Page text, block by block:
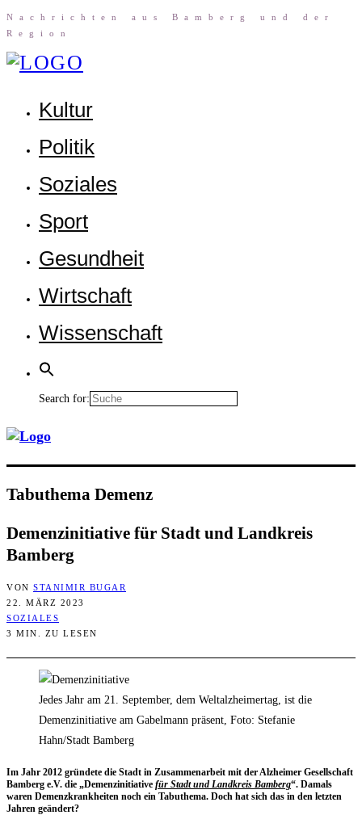
Nach­rich­ten aus Bam­berg und der
Region
Kul­tur
Poli­tik
Sozia­les
Sport
Gesund­heit
Wirt­schaft
Wis­sen­schaft
Search for:
Tabu­the­ma Demenz
Demenz­in­itia­ti­ve für Stadt und Land­kreis
Bamberg
VON STANIMIR BUGAR
22. MÄRZ 2023
SOZIALES
3 MIN. ZU LESEN
Jedes Jahr am 21. September, dem Weltalzheimertag, ist die
Demenzinitiative am Gabelmann präsent, Foto: Stefanie
Hahn/Stadt Bamberg
Im Jahr 2012 grün­de­te die Stadt in Zusam­men­ar­beit mit der Alz­hei­mer Gesell­schaft
Bam­berg e.V. die „Demenz­in­itia­ti­ve für Stadt und Land­kreis Bam­berg“. Damals
waren Demenz­krank­hei­ten noch ein Tabu­the­ma. Doch hat sich das in den letz­ten
Jah­ren geändert?